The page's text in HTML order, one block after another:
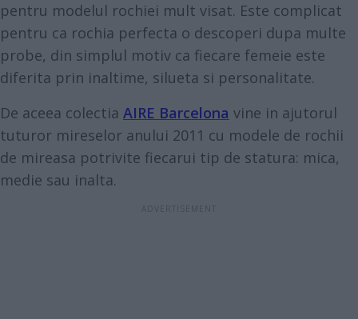
pentru modelul rochiei mult visat. Este complicat
pentru ca rochia perfecta o descoperi dupa multe
probe, din simplul motiv ca fiecare femeie este
diferita prin inaltime, silueta si personalitate.
De aceea colectia AIRE Barcelona vine in ajutorul
tuturor mireselor anului 2011 cu modele de rochii
de mireasa potrivite fiecarui tip de statura: mica,
medie sau inalta.